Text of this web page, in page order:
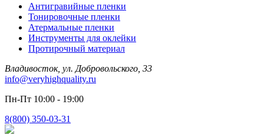
Антигравийные пленки
Тонировочные пленки
Атермальные пленки
Инструменты для оклейки
Протирочный материал
Владивосток, ул. Добровольского, 33
info@veryhighquality.ru
Пн-Пт 10:00 - 19:00
8(800) 350-03-31